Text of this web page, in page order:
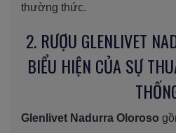
thường thức.
2. RƯỢU GLENLIVET
BIỂU HIỆN CỦA SỰ
Glenlivet Nadurra Oloroso